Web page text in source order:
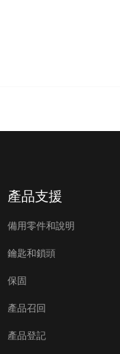
產品支援
備用零件和說明
鑰匙和鎖頭
保固
產品召回
產品登記